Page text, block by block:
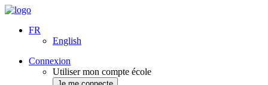
FR
English
Connexion
Utiliser mon compte école